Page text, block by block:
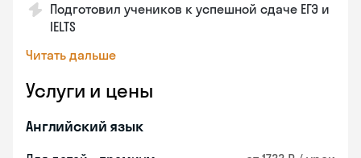
Подготовил учеников к успешной сдаче ЕГЭ и
IELTS
Читать дальше
Услуги и цены
Английский язык